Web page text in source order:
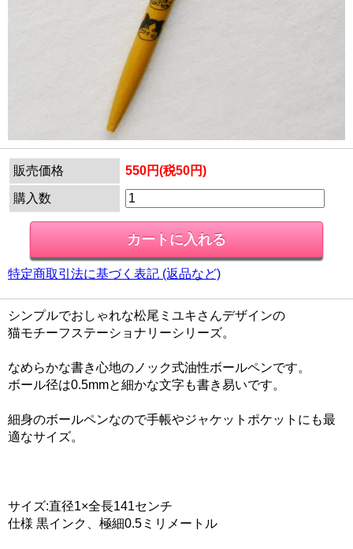
販売価格 550円(税50円)
購入数
特定商取引法に基づく表記 (返品など)
シンプルでおしゃれな松尾ミユキさんデザインの
猫モチーフステーショナリーシリーズ。
なめらかな書き心地のノック式油性ボールペンです。
ボール径は0.5mmと細かな文字も書き易いです。
細身のボールペンなので手帳やジャケットポケットにも最
適なサイズ。
サイズ:直径1×全長141センチ
仕様 黒インク、極細0.5ミリメートル